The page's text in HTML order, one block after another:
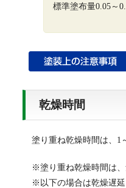
標準塗布量0.05～
乾燥時間
塗り重ね乾燥時間は、
※塗り重ね乾燥時間は、
※以下の場合は乾燥遅延